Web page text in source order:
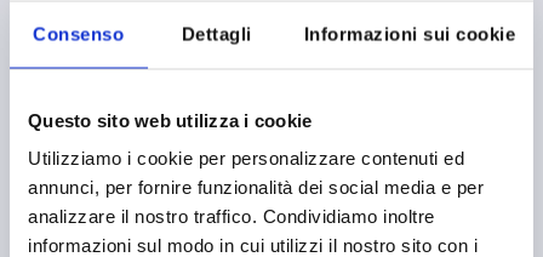
Consenso Dettagli Informazioni sui cookie
Questo sito web utilizza i cookie
Utilizziamo i cookie per personalizzare contenuti ed
annunci, per fornire funzionalità dei social media e per
analizzare il nostro traffico. Condividiamo inoltre
informazioni sul modo in cui utilizzi il nostro sito con i
Area Manager: Emilia Romagna, Marche, Abruzzo, Umbria,
+39 02 945 526 51
giovanni.bitelli@kipp.it